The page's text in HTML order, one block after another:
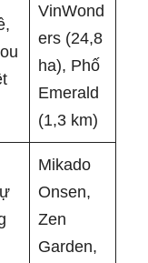
VinWond
ers (24,8
ha), Phố
Emerald
(1,3 km)
Mikado
Onsen,
Zen
Garden,